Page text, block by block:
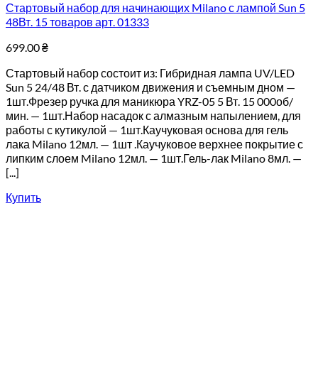
Стартовый набор для начинающих Milano с лампой Sun 5
48Вт. 15 товаров арт. 01333
699.00₴
Стартовый набор состоит из: Гибридная лампа UV/LED
Sun 5 24/48 Вт. с датчиком движения и съемным дном —
1шт.Фрезер ручка для маникюра YRZ-05 5 Вт. 15 000об/
мин. — 1шт.Набор насадок с алмазным напылением, для
работы с кутикулой — 1шт.Каучуковая основа для гель
лака Milano 12мл. — 1шт .Каучуковое верхнее покрытие с
липким слоем Milano 12мл. — 1шт.Гель-лак Milano 8мл. —
[...]
Купить